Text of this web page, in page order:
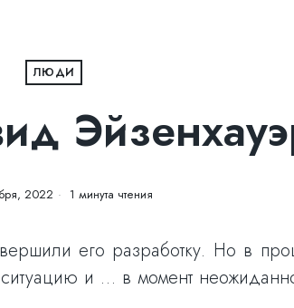
ЛЮДИ
2022 1 минута чтения
его разработку. Но в
и … в момент